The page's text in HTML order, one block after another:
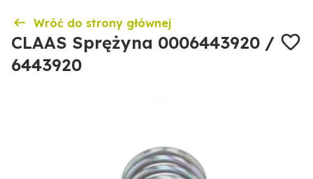
Wróć do strony głównej
CLAAS Sprężyna 0006443920 /
6443920